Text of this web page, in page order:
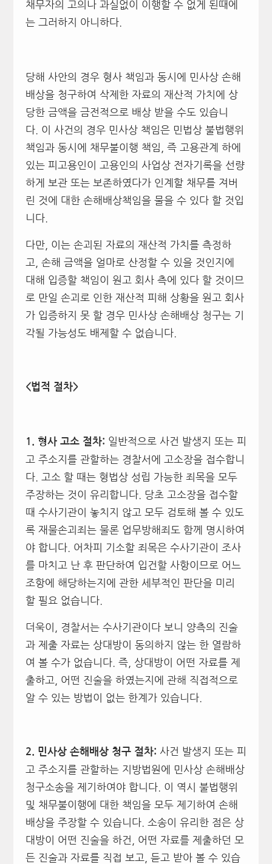
채무자의 고의나 과실없이 이행할 수 없게 된때에
는 그러하지 아니하다.
당해 사안의 경우 형사 책임과 동시에 민사상 손해
배상을 청구하여 삭제한 자료의 재산적 가치에 상
당한 금액을 금전적으로 배상 받을 수도 있습니
다. 이 사건의 경우 민사상 책임은 민법상 불법행위
책임과 동시에 채무불이행 책임, 즉 고용관계 하에
있는 피고용인이 고용인의 사업상 전자기록을 선량
하게 보관 또는 보존하였다가 인계할 채무를 져버
린 것에 대한 손해배상책임을 물을 수 있다 할 것입
니다.
다만, 이는 손괴된 자료의 재산적 가치를 측정하
고, 손해 금액을 얼마로 산정할 수 있을 것인지에
대해 입증할 책임이 원고 회사 측에 있다 할 것이므
로 만일 손괴로 인한 재산적 피해 상황을 원고 회사
가 입증하지 못 할 경우 민사상 손해배상 청구는 기
각될 가능성도 배제할 수 없습니다.
<법적 절차>
1. 형사 고소 절차: 일반적으로 사건 발생지 또는 피
고 주소지를 관할하는 경찰서에 고소장을 접수합니
다. 고소 할 때는 형법상 성립 가능한 죄목을 모두
주장하는 것이 유리합니다. 당초 고소장을 접수할
때 수사기관이 놓치지 않고 모두 검토해 볼 수 있도
록 재물손괴죄는 물론 업무방해죄도 함께 명시하여
야 합니다. 어차피 기소할 죄목은 수사기관이 조사
를 마치고 난 후 판단하여 입건할 사항이므로 어느
조항에 해당하는지에 관한 세부적인 판단을 미리
할 필요 없습니다.
더욱이, 경찰서는 수사기관이다 보니 양측의 진술
과 제출 자료는 상대방이 동의하지 않는 한 열람하
여 볼 수가 없습니다. 즉, 상대방이 어떤 자료를 제
출하고, 어떤 진술을 하였는지에 관해 직접적으로
알 수 있는 방법이 없는 한계가 있습니다.
2. 민사상 손해배상 청구 절차: 사건 발생지 또는 피
고 주소지를 관할하는 지방법원에 민사상 손해배상
청구소송을 제기하여야 합니다. 이 역시 불법행위
및 채무불이행에 대한 책임을 모두 제기하여 손해
배상을 주장할 수 있습니다. 소송이 유리한 점은 상
대방이 어떤 진술을 하건, 어떤 자료를 제출하던 모
든 진술과 자료를 직접 보고, 듣고 받아 볼 수 있습